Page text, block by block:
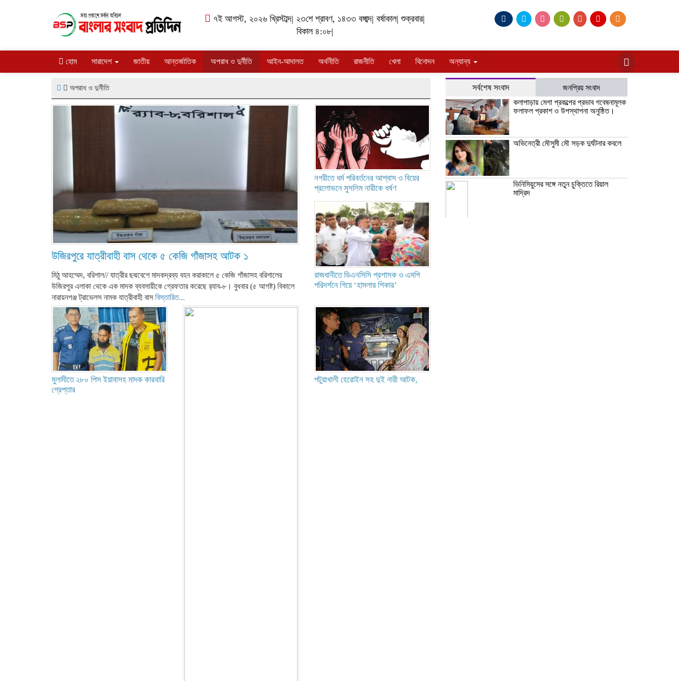
৭ই আগস্ট, ২০২৬ খ্রিস্টাব্দ| ২৩শে শ্রাবণ, ১৪৩৩ বঙ্গাব্দ|বর্ষাকাল|শুক্রবার|
বিকাল ৪:০৮|
হোম সারাদেশ জাতীয় আন্তর্জাতিক অপরাধ ও দুর্নীতি আইন-আদালত অর্থনীতি রাজনীতি খেলা বিনোদন অন্যান্য
অপরাধ ও দুর্নীতি
উজিরপুরে যাত্রীবাহী বাস থেকে ৫ কেজি গাঁজাসহ আটক ১
মিঠু আহম্মেদ, বরিশাল// যাত্রীর ছদ্মবেশে মাদকদ্রব্য বহন করাকালে ৫ কেজি গাঁজাসহ বরিশালের
উজিরপুর এলাকা থেকে এক মাদক ব্যবসায়ীকে গ্রেফতার করেছে র‌্যাব-৮। বুধবার (৫ আগষ্ট) বিকালে
নারায়নগঞ্জ ট্রাভেলস নামক যাত্রীবাহী বাস বিস্তারিত...
নগরীতে ধর্ম পরিবর্তনের আশ্বাস ও বিয়ের
প্রলোভনে মুসলিম নারীকে ধর্ষণ
রাজধানীতে ডিএনসিসি প্রশাসক ও এমপি
পরিদর্শনে গিয়ে ‘হামলার শিকার’
মুলাদীতে ২৮০ পিস ইয়াবাসহ মাদক কারবারি
গ্রেপ্তার
পটুয়াখালী হেরোইন সহ দুই নারী আটক,
সর্বশেষ সংবাদ
জনপ্রিয় সংবাদ
কলাপাড়ায় মেগা প্রকল্পের প্রভাব গবেষনামূলক
ফলাফল প্রকাশ ও উপস্থাপনা অনুষ্ঠিত।
অভিনেত্রী মৌসুমী মৌ সড়ক দুর্ঘটনার কবলে
ভিনিসিয়ুসের সঙ্গে নতুন চুক্তিতে রিয়াল
মাদ্রিদ